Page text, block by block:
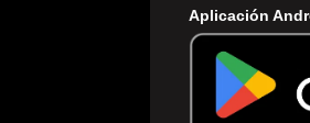
Aplicación